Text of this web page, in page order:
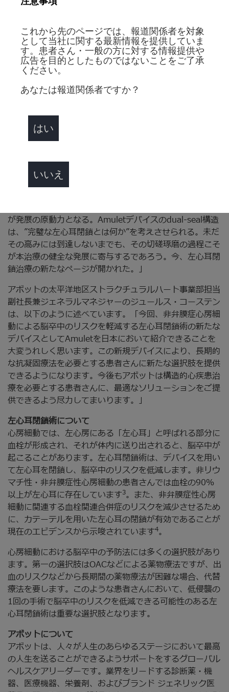
群に対する非劣性が証明されています
鳥取大学医学部循環器・内分泌代謝内科 教授 山本一博先
生は以下のように述べています。
「Amuletは欧州、米国では既に使用されているデバイス
であり、本邦でも左心耳閉鎖術の新たな選択肢として期待
されます。介入研究であるAmulet IDE試験において5年間
の追跡データにより有効性、安全性が示されています。さ
試験では、過去に左心耳閉鎖術を試みるもデバイス留置で
きなかった患者のうち80%以上においてAmuletを留置で
きております。本邦においてもAmuletを必要としている
期待しています。」
また、小倉記念病院 循環器内科 副部長 福永真人先生は、
が発展の原動力となる。Amuletデバイスのdual-seal構造
は、”完璧な左心耳閉鎖とは何か”を考えさせられる。未だ
その高みには到達しないまでも、その切磋琢磨の過程こそ
が本治療の健全な発展に寄与するであろう。今、左心耳閉
鎖治療の新たなページが開かれた。」
アボットの太平洋地区ストラクチュラルハート事業部担当
副社長兼ジェネラルマネジャーのジュールス・コーステン
は、以下のように述べています。「今回、非弁膜症心房細
動による脳卒中のリスクを軽減する左心耳閉鎖術の新たな
デバイスとしてAmuletを日本において紹介できることを
大変うれしく思います。この新規デバイスにより、長期的
な抗凝固療法を必要とする患者さんに新たな選択肢を提供
できるようになります。今後もアボットは構造的心疾患治
療を必要とする患者さんに、最適なソリューションをご提
供できるよう尽力してまいります。」
左心耳閉鎖術について
心房細動では、左心房にある「左心耳」と呼ばれる部分に
血栓が形成され、それが体内に送り出されると、脳卒中が
起こることがあります。左心耳閉鎖術は、デバイスを用い
て左心耳を閉鎖し、脳卒中のリスクを低減します。非リウ
マチ性・非弁膜症性心房細動の患者さんでは血栓の90％
以上が左心耳に存在しています3。また、非弁膜症性心房
細動に関連する血栓関連合併症のリスクを減少させるため
に、カテーテルを用いた左心耳の閉鎖が有効であることが
現在のエビデンスから示唆されています4。
心房細動における脳卒中の予防法には多くの選択肢があり
ます。第一の選択肢はOACなどによる薬物療法ですが、出
血のリスクなどから長期間の薬物療法が困難な場合、代替
療法を要します。このような患者さんにおいて、低侵襲の
1回の手術で脳卒中のリスクを低減できる可能性のある左
心耳閉鎖術は重要な選択肢となります。
アボットについて
アボットは、人々が人生のあらゆるステージにおいて最高
の人生を送ることができるようサポートをするグローバル
ヘルスケアリーダーです。業界をリードする診断薬・機
器、医療機器、栄養剤、およびブランド ジェネリック医
これから先のページでは、報道関係者を対象
として当社に関する最新情報を提供していま
す。患者さん・一般の方に対する情報提供や
広告を目的としたものではないことをご了承
ください。
あなたは報道関係者ですか？
はい
いいえ